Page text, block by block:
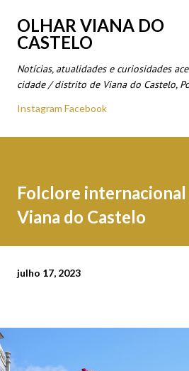
Avançar para o
OLHAR VIANA DO
CASTELO
Notícias, atualidades e curiosidades
cidade / distrito de Viana do Castelo,
Instagram Facebook
Folclore internacional
Viana do Castelo
julho 17, 2023